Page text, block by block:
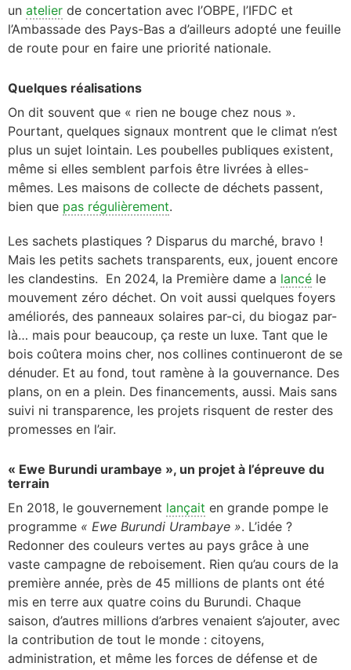
un atelier de concertation avec l’OBPE, l’IFDC et
l’Ambassade des Pays-Bas a d’ailleurs adopté une feuille
de route pour en faire une priorité nationale.
Quelques réalisations
On dit souvent que « rien ne bouge chez nous ».
Pourtant, quelques signaux montrent que le climat n’est
plus un sujet lointain. Les poubelles publiques existent,
même si elles semblent parfois être livrées à elles-
mêmes. Les maisons de collecte de déchets passent,
bien que pas régulièrement.
Les sachets plastiques ? Disparus du marché, bravo !
Mais les petits sachets transparents, eux, jouent encore
les clandestins. En 2024, la Première dame a lancé le
mouvement zéro déchet. On voit aussi quelques foyers
améliorés, des panneaux solaires par-ci, du biogaz par-
là… mais pour beaucoup, ça reste un luxe. Tant que le
bois coûtera moins cher, nos collines continueront de se
dénuder. Et au fond, tout ramène à la gouvernance. Des
plans, on en a plein. Des financements, aussi. Mais sans
suivi ni transparence, les projets risquent de rester des
promesses en l’air.
« Ewe Burundi urambaye », un projet à l’épreuve du
terrain
En 2018, le gouvernement lançait en grande pompe le
programme « Ewe Burundi Urambaye ». L’idée ?
Redonner des couleurs vertes au pays grâce à une
vaste campagne de reboisement. Rien qu’au cours de la
première année, près de 45 millions de plants ont été
mis en terre aux quatre coins du Burundi. Chaque
saison, d’autres millions d’arbres venaient s’ajouter, avec
la contribution de tout le monde : citoyens,
administration, et même les forces de défense et de